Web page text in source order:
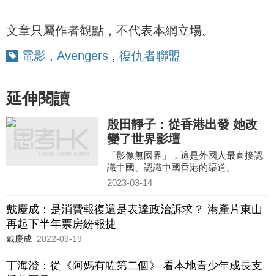
文章只屬作者觀點，不代表本網立場。
電影 , Avengers , 復仇者聯盟
延伸閱讀
殷田靜子：從香港出發 她改
變了世界影壇
「影像無國界」，這是外國人最直接認
識中國、認識中國香港的渠道。
2023-03-14
戴慶成：是消費報復還是表達政治訴求？ 港產片東山
再起下半年票房紛報捷
戴慶成 2022-09-19
丁海澄：從《阿媽有咗第二個》 看本地青少年成長支